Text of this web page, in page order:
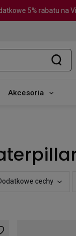
5% rabatu na
Akcesoria
cechy